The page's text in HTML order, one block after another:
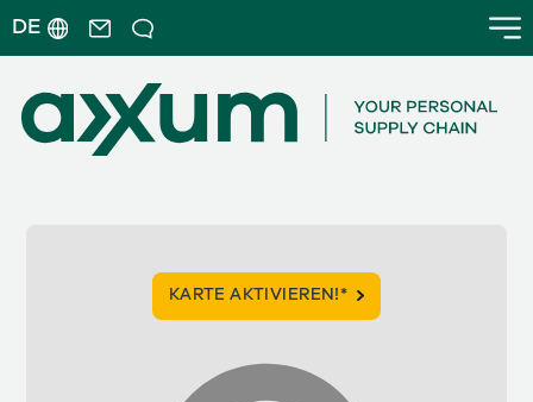
DE
KARTE AKTIVIEREN!*